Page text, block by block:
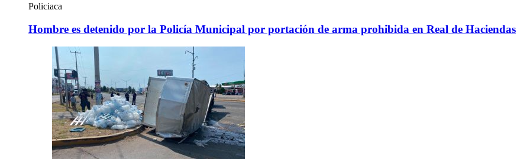
Policiaca
Hombre es detenido por la Policía Municipal por portación de arma prohibida en Real de Haciendas